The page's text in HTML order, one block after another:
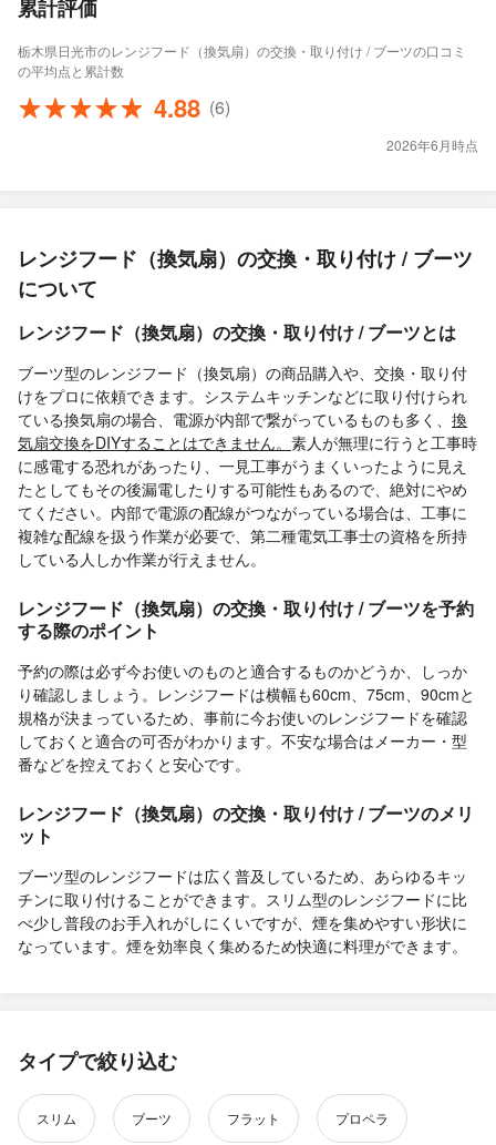
累計評価
栃木県日光市のレンジフード（換気扇）の交換・取り付け / ブーツの口コミ
の平均点と累計数
4.88 (6)
2026年6月時点
レンジフード（換気扇）の交換・取り付け / ブーツ
について
レンジフード（換気扇）の交換・取り付け / ブーツとは
ブーツ型のレンジフード（換気扇）の商品購入や、交換・取り付
けをプロに依頼できます。システムキッチンなどに取り付けられ
ている換気扇の場合、電源が内部で繋がっているものも多く、 換
気扇交換をDIYすることはできません。 素人が無理に行うと工事時
に感電する恐れがあったり、一見工事がうまくいったように見え
たとしてもその後漏電したりする可能性もあるので、絶対にやめ
てください。内部で電源の配線がつながっている場合は、工事に
複雑な配線を扱う作業が必要で、第二種電気工事士の資格を所持
している人しか作業が行えません。
レンジフード（換気扇）の交換・取り付け / ブーツを予約
する際のポイント
予約の際は必ず今お使いのものと適合するものかどうか、しっか
り確認しましょう。レンジフードは横幅も60cm、75cm、90cmと
規格が決まっているため、事前に今お使いのレンジフードを確認
しておくと適合の可否がわかります。不安な場合はメーカー・型
番などを控えておくと安心です。
レンジフード（換気扇）の交換・取り付け / ブーツのメリ
ット
ブーツ型のレンジフードは広く普及しているため、あらゆるキッ
チンに取り付けることができます。スリム型のレンジフードに比
べ少し普段のお手入れがしにくいですが、煙を集めやすい形状に
なっています。煙を効率良く集めるため快適に料理ができます。
タイプで絞り込む
スリム ブーツ フラット プロペラ